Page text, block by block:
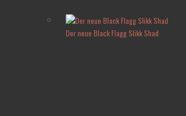
Der neue Black Flagg Slikk Shad